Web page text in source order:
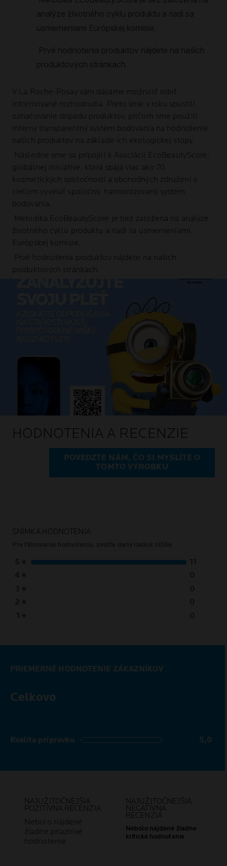
V La Roche-Posayvám dávame možnosť robiť
informované rozhodnutia. Preto sme v roku spustili
označovanie dopadu produktov, pričom sme použili
interný transparentný systém bodovania na hodnotenie
našich produktov na základe ich ekologickej stopy.
Následne sme sa pripojili k Asociácii EcoBeautyScore,
globálnej iniciatíve, ktorá spája viac ako 70
kozmetických spoločností a obchodných združení s
cieľom vyvinúť spoločný, harmonizovaný systém
bodovania.
Metodika EcoBeautyScore je tiež založená na analýze
životného cyklu produktu a riadi sa usmerneniami
Európskej komisie.
Prvé hodnotenia produktov nájdete na našich
produktových stránkach.
HODNOTENIA A RECENZIE
POVEDZTE NÁM, ČO SI MYSLÍTE O
TOMTO VÝROBKU
SNÍMKA HODNOTENIA
PRIEMERNÉ HODNOTENIE ZÁKAZNÍKOV
Celkovo
5,0 out of 5 stars
Kvalita prípravku
5,0 out of 5 stars 5,0
NAJUŽITOČNEJŠIA
POZITÍVNA RECENZIA
Nebolo nájdené
žiadne priaznivé
hodnotenie
NAJUŽITOČNEJŠIA
NEGATÍVNA
RECENZIA
Nebolo nájdené žiadne
kritické hodnotenie